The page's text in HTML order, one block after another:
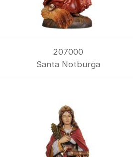
207000
Santa Notburga